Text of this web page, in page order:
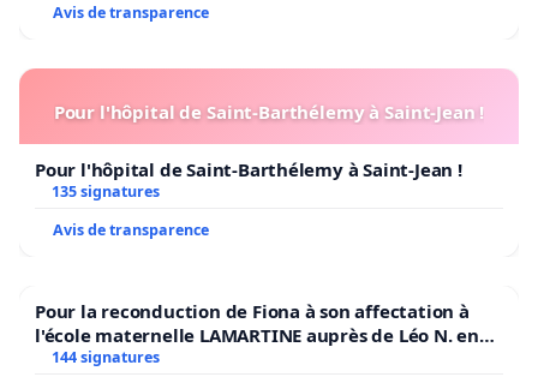
Avis de transparence
Pour l'hôpital de Saint-Barthélemy à Saint-Jean !
Pour l'hôpital de Saint-Barthélemy à Saint-Jean !
135 signatures
Avis de transparence
Pour la reconduction de Fiona à son affectation à
l'école maternelle LAMARTINE auprès de Léo N. en
2026/2027
144 signatures